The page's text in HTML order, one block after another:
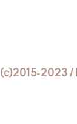
(c)2015-2023 /